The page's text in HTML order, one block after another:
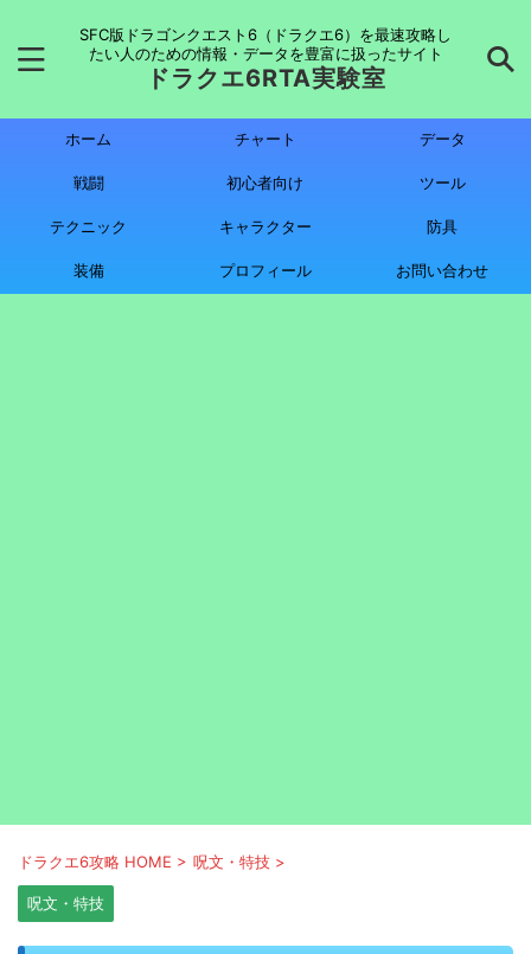
SFC版ドラゴンクエスト6（ドラクエ6）を最速攻略し
たい人のための情報・データを豊富に扱ったサイト
ドラクエ6RTA実験室
ホーム チャート データ
戦闘 初心者向け ツール
テクニック キャラクター 防具
装備 プロフィール お問い合わせ
ドラクエ6攻略 HOME > 呪文・特技 >
呪文・特技